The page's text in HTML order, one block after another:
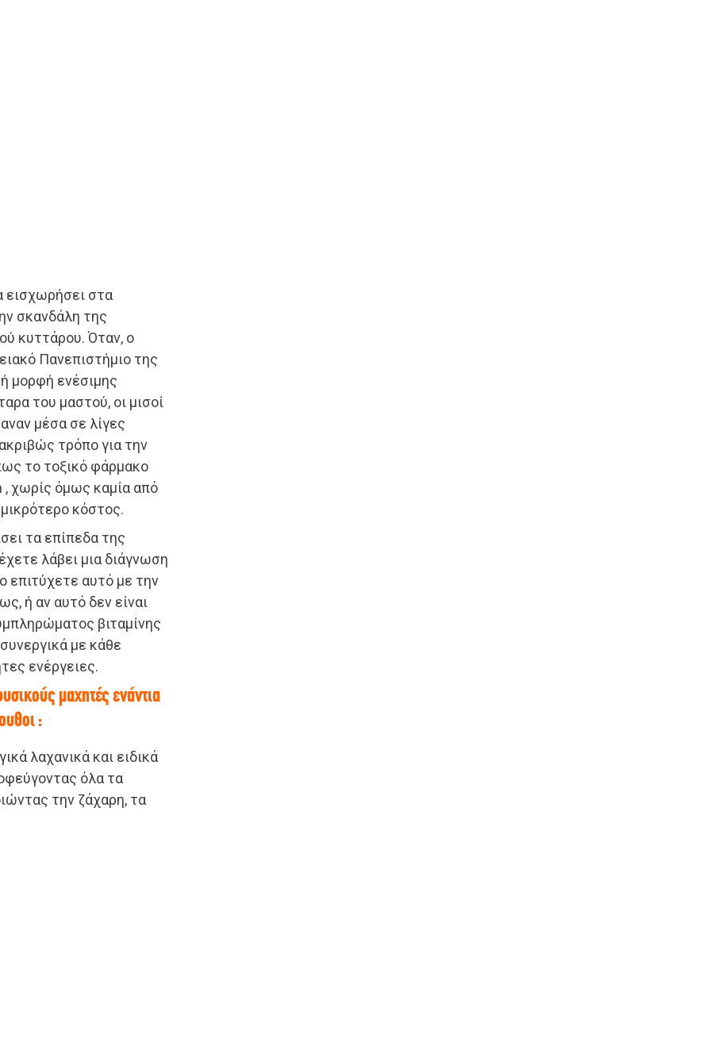
εισχωρήσει στα
σκανδάλη της
κυττάρου. Όταν, ο
Πανεπιστήμιο της
μορφή ενέσιμης
του μαστού, οι μισοί
μέσα σε λίγες
τρόπο για την
το τοξικό φάρμακο
, χωρίς όμως καμία από
κόστος.
τα επίπεδα της
λάβει μια διάγνωση
επιτύχετε αυτό με την
ή αν αυτό δεν είναι
βιταμίνης
με κάθε
ενέργειες.
μαχητές ενάντια
:
λαχανικά και ειδικά
όλα τα
την ζάχαρη, τα